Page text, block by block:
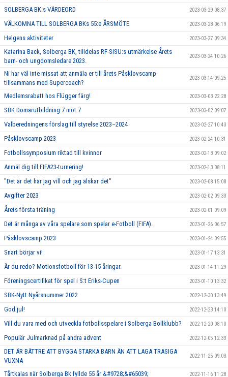
SOLBERGA BK:s VÄRDEORD 2023-03-29 08:37
VÄLKOMNA TILL SOLBERGA BKs 55:e ÅRSMÖTE 2023-03-28 06:19
Helgens aktiviteter 2023-03-27 09:34
Katarina Back, Solberga BK, tilldelas RF-SISU:s utmärkelse Årets
barn- och ungdomsledare 2023.
2023-03-24 10:26
Ni har väl inte missat att anmäla er till årets Påsklovscamp
tillsammans med Supercoach?
2023-03-14 09:25
Medlemsrabatt hos Flügger färg! 2023-03-03 22:28
SBK Domarutbildning 7 mot 7 2023-03-02 09:07
Valberedningens förslag till styrelse 2023–2024 2023-02-27 10:43
Påsklovscamp 2023 2023-02-24 10:31
Fotbollssymposium riktad till kvinnor 2023-02-13 09:02
Anmäl dig till FIFA23-turnering! 2023-02-13 08:11
"Det är det här jag vill och jag älskar det" 2023-02-08 15:08
Avgifter 2023 2023-02-02 09:33
Årets första träning 2023-02-01 09:09
Det är många av våra spelare som spelar e-Fotboll (FIFA). 2023-01-26 06:57
Påsklovscamp 2023 2023-01-24 09:55
Snart börjar vi! 2023-01-17 13:31
Är du redo? Motionsfotboll för 13-15 åringar. 2023-01-14 11:29
Föreningscertifikat för spel i S:t Eriks-Cupen 2023-01-10 13:32
SBK-Nytt Nyårsnummer 2022 2022-12-30 13:49
God jul! 2022-12-23 14:10
Vill du vara med och utveckla fotbollsspelare i Solberga Bollklubb? 2022-12-20 08:10
Populär Julmarknad på andra advent 2022-12-05 12:33
DET ÄR BÄTTRE ATT BYGGA STARKA BARN ÄN ATT LAGA TRASIGA
VUXNA
2022-11-25 09:03
Tårtkalas när Solberga Bk fyllde 55 år &#9728;&#65039; 2022-11-16 11:28